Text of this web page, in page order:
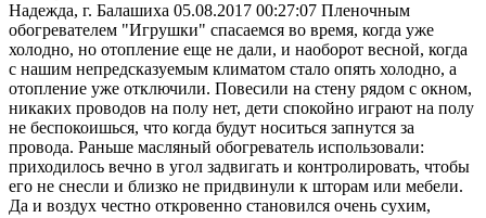
Надежда, г. Балашиха 05.08.2017 00:27:07 Пленочным
обогревателем "Игрушки" спасаемся во время, когда уже
холодно, но отопление еще не дали, и наоборот весной, когда
с нашим непредсказуемым климатом стало опять холодно, а
отопление уже отключили. Повесили на стену рядом с окном,
никаких проводов на полу нет, дети спокойно играют на полу
не беспокоишься, что когда будут носиться запнутся за
провода. Раньше масляный обогреватель использовали:
приходилось вечно в угол задвигать и контролировать, чтобы
его не снесли и близко не придвинули к шторам или мебели.
Да и воздух честно откровенно становился очень сухим,